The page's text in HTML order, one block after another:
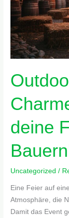
deine
Uncategorized /
Eine Feier auf
Atmosphäre, die
Damit das Event
Feier
auf
dem
Bauernhof